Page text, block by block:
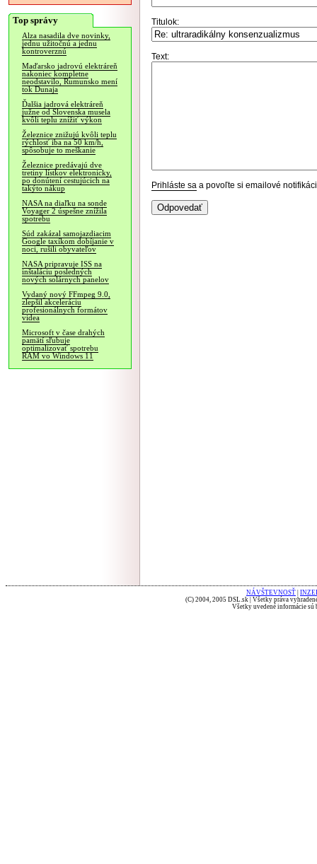
Top správy
Alza nasadila dve novinky,
jednu užitočnú a jednu
kontroverznú
Maďarsko jadrovú elektráreň
nakoniec kompletne
neodstavilo, Rumunsko mení
tok Dunaja
Ďalšia jadrová elektráreň
južne od Slovenska musela
kvôli teplu znížiť výkon
Železnice znižujú kvôli teplu
rýchlosť iba na 50 km/h,
spôsobuje to meškanie
Železnice predávajú dve
tretiny lístkov elektronicky,
po donútení cestujúcich na
takýto nákup
NASA na diaľku na sonde
Voyager 2 úspešne znížila
spotrebu
Súd zakázal samojazdiacim
Google taxíkom dobíjanie v
noci, rušili obyvateľov
NASA pripravuje ISS na
inštaláciu posledných
nových solárnych panelov
Vydaný nový FFmpeg 9.0,
zlepšil akceleráciu
profesionálnych formátov
videa
Microsoft v čase drahých
pamätí sľubuje
optimalizovať spotrebu
RAM vo Windows 11
Titulok:
Text:
Prihláste sa a povoľte si emailové
NÁVŠTEVNOSŤ
(C) 2004, 2005 DSL.sk | Všetky práva
Všetky uvedené informácie sú